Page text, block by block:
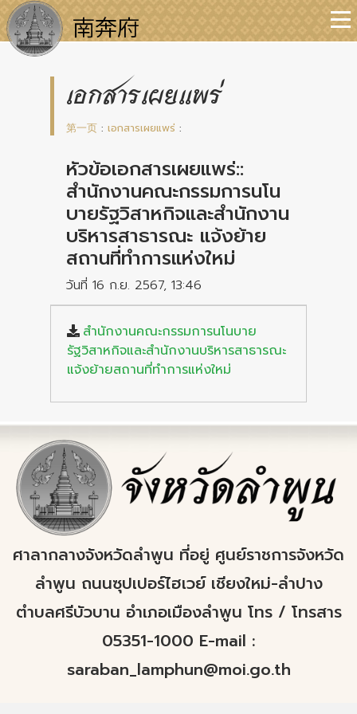
เอกสารเผยแพร่
第一页 : เอกสารเผยแพร่ :
หัวข้อเอกสารเผยแพร่::
สำนักงานคณะกรรมการนโน
บายรัฐวิสาหกิจและสำนักงาน
บริหารสาธารณะ แจ้งย้าย
สถานที่ทำการแห่งใหม่
วันที่ 16 ก.ย. 2567, 13:46
สำนักงานคณะกรรมการนโนบาย
รัฐวิสาหกิจและสำนักงานบริหารสาธารณะ
แจ้งย้ายสถานที่ทำการแห่งใหม่
ศาลากลางจังหวัดลำพูน ที่อยู่ ศูนย์ราชการจังหวัด
ลำพูน ถนนซุปเปอร์ไฮเวย์ เชียงใหม่-ลำปาง
ตำบลศรีบัวบาน อำเภอเมืองลำพูน โทร / โทรสาร
05351-1000 E-mail :
saraban_lamphun@moi.go.th